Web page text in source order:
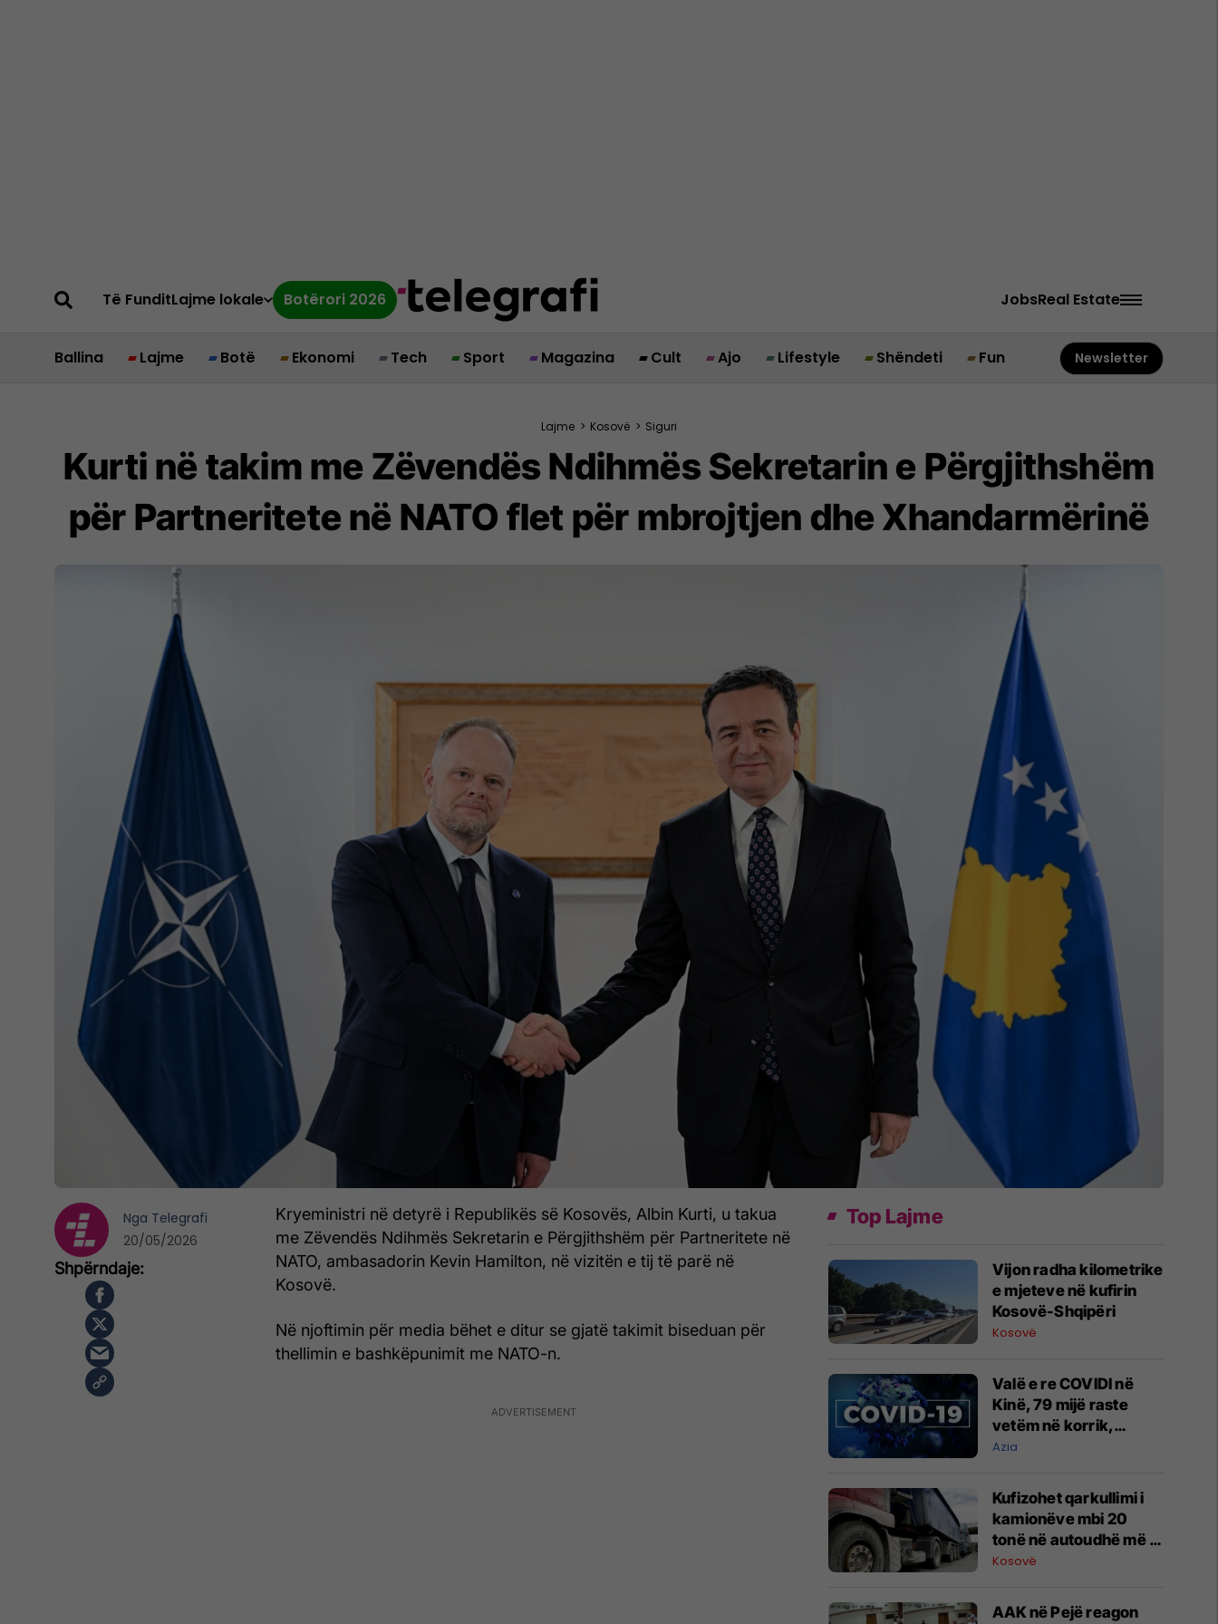
Të FunditLajme lokale Botërori 2026 JobsReal Estate
Ballina Lajme Botë Ekonomi Tech Sport Magazina Cult Ajo Lifestyle Shëndeti Fun Newsletter
Lajme > Kosovë > Siguri
Kurti në takim me Zëvendës Ndihmës Sekretarin e Përgjithshëm
për Partneritete në NATO flet për mbrojtjen dhe Xhandarmërinë
Kryeministri në detyrë i Republikës së Kosovës, Albin Kurti, u takua
me Zëvendës Ndihmës Sekretarin e Përgjithshëm për Partneritete në
NATO, ambasadorin Kevin Hamilton, në vizitën e tij të parë në
Kosovë.
Në njoftimin për media bëhet e ditur se gjatë takimit biseduan për
thellimin e bashkëpunimit me NATO-n.
Nga Telegrafi
20/05/2026
Top Lajme
​Vijon radha kilometrike
e mjeteve në kufirin
Kosovë-Shqipëri
Kosovë
Valë e re COVIDI në
Kinë, 79 mijë raste
vetëm në korrik,
autoritetet: Nuk ka
Azia
Kufizohet qarkullimi i
kamionëve mbi 20
tonë në autoudhë më 1
gusht
Kosovë
AAK në Pejë reagon